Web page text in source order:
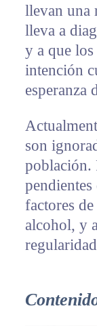
llevan una
lleva a
y a que los
intención
esperanza
son
población.
factores
alcohol, y